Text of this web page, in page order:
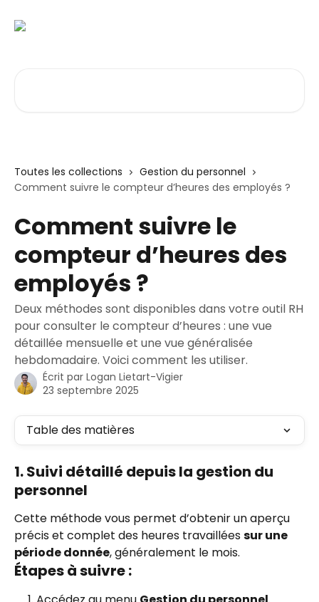
Toutes les collections
Gestion du personnel
Comment suivre le compteur d’heures des employés ?
Comment suivre le
compteur d’heures des
employés ?
Deux méthodes sont disponibles dans votre outil RH
pour consulter le compteur d’heures : une vue
détaillée mensuelle et une vue généralisée
hebdomadaire. Voici comment les utiliser.
Écrit par Logan Lietart-Vigier
23 septembre 2025
Table des matières
1. Suivi détaillé depuis la gestion du
personnel
Cette méthode vous permet d’obtenir un aperçu
précis et complet des heures travaillées sur une
période donnée, généralement le mois.
Étapes à suivre :